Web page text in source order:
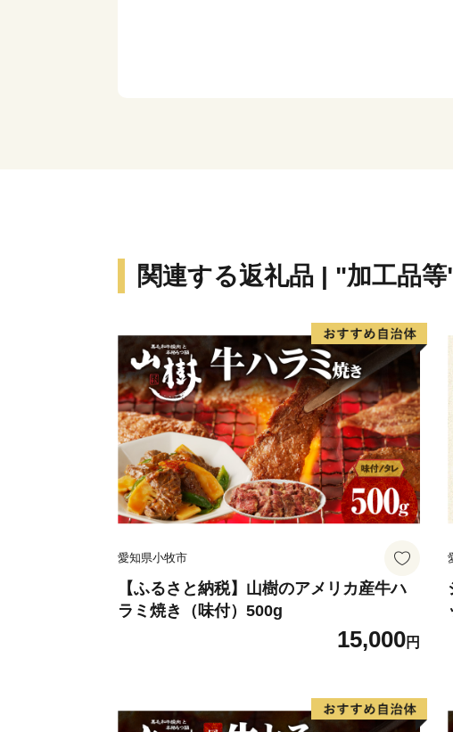
関連する返礼品 | "加工品
愛知県小牧市
【ふるさと納税】山樹のアメリカ産牛ハ
ラミ焼き（味付）500g
15,000円